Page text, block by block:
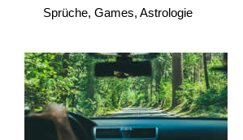
Sprüche, Games, Astrologie